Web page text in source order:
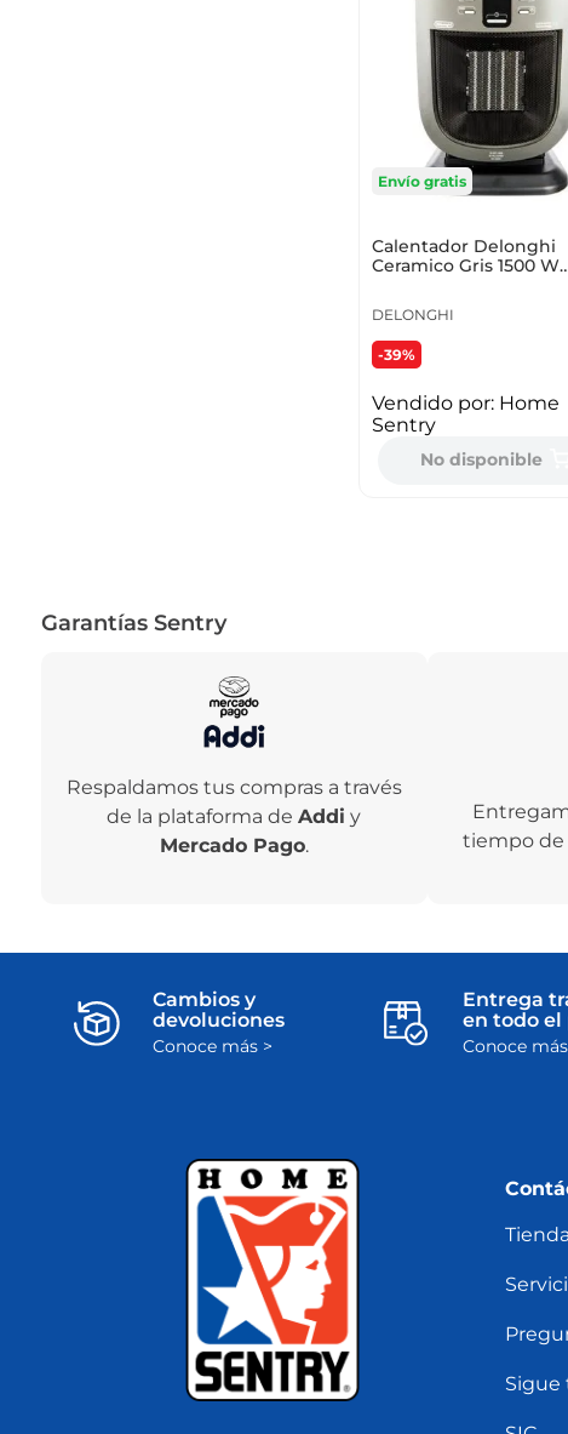
Envío gratis
Calentador Delonghi
Ceramico Gris 1500 W
DELONGHI
-39%
Vendido por: Home
Sentry
No disponible
Garantías Sentry
Respaldamos tus compras a través
de la plataforma deAddi y
Mercado Pago.
tiempo de
Cambios y
devoluciones
Conoce más >
Entrega
en todo el
Conoce
Sigue